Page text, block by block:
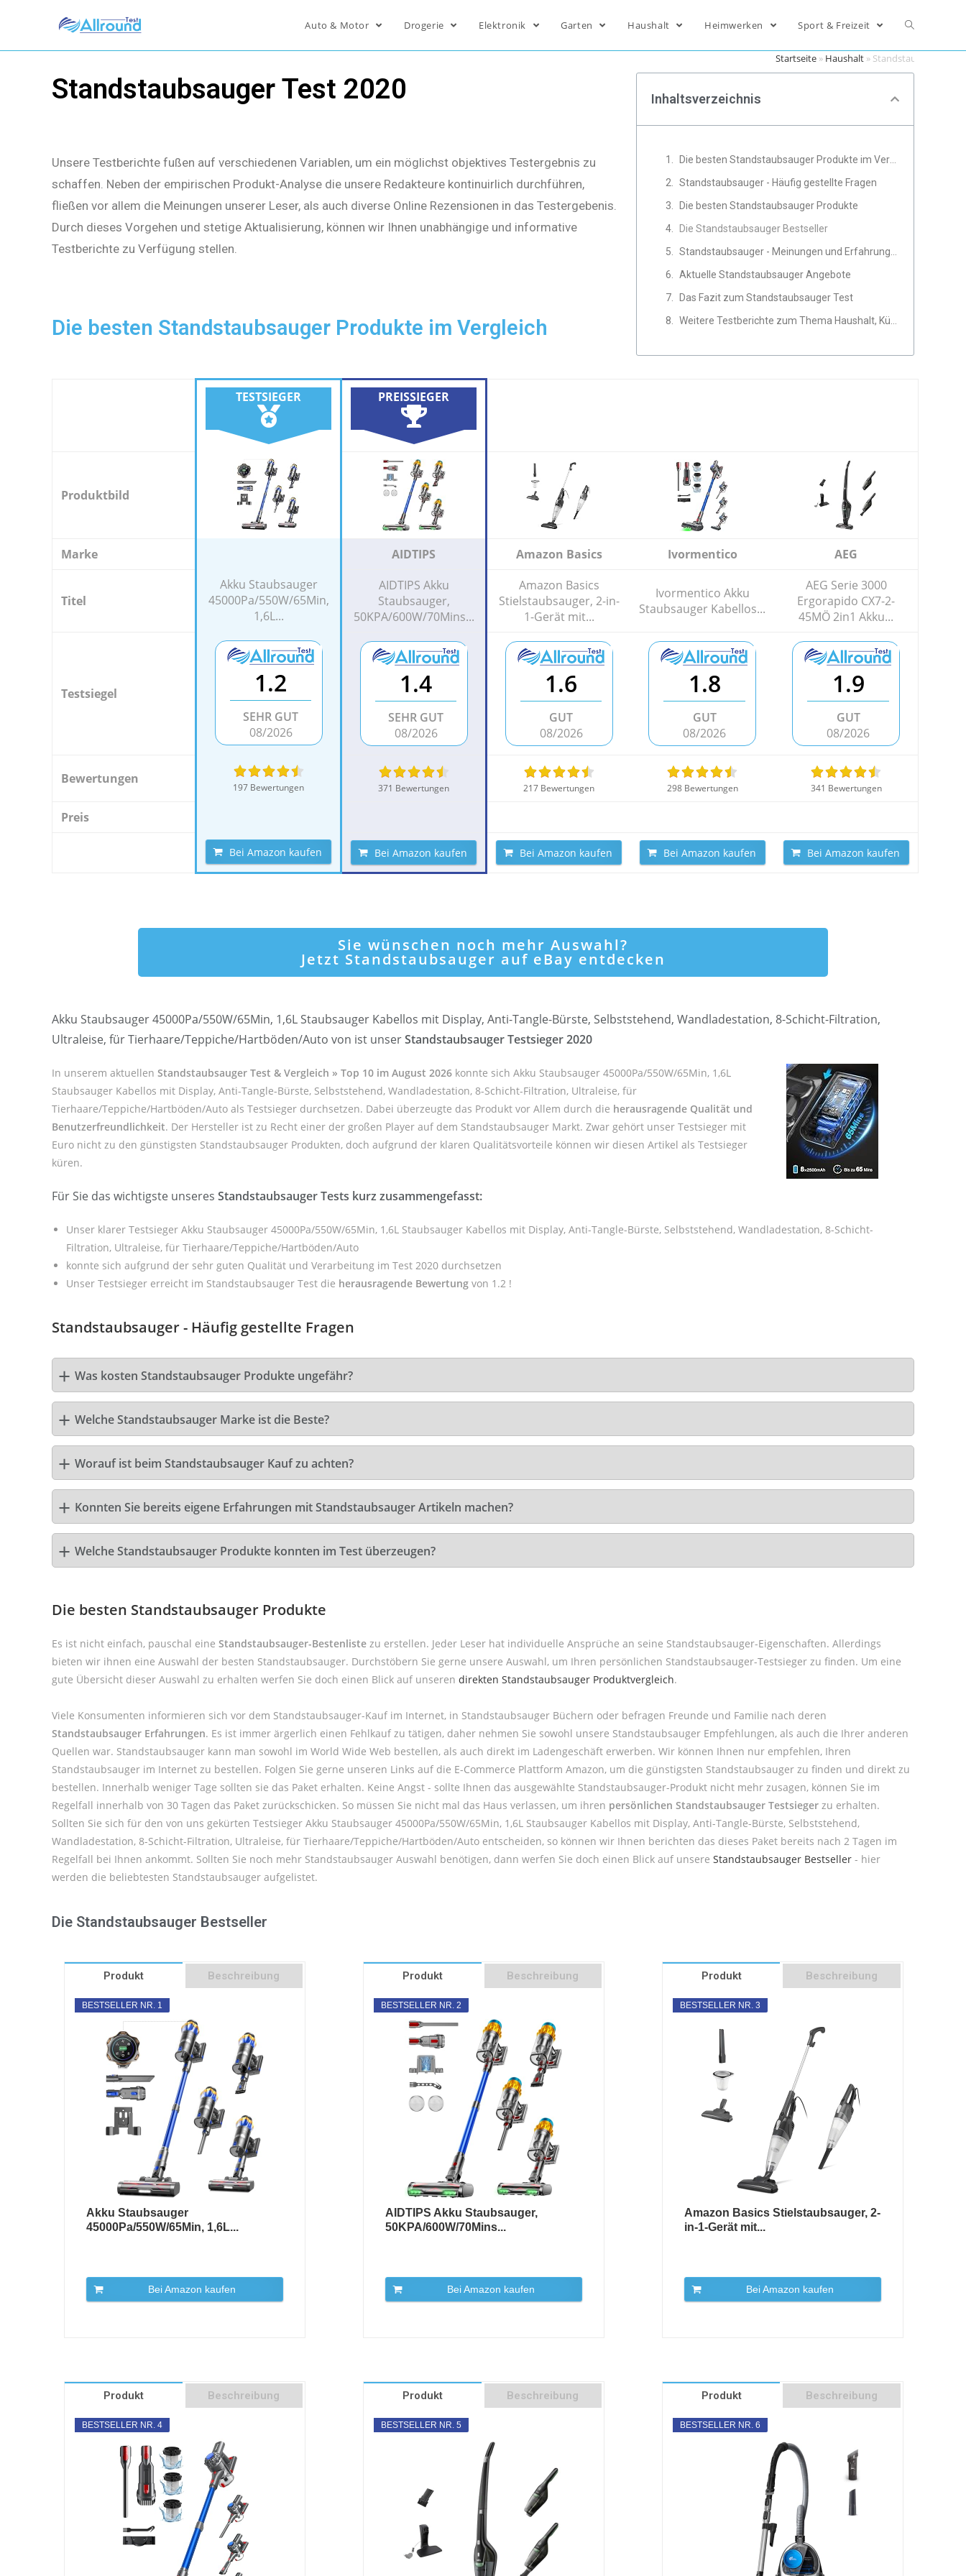
Auto & Motor Drogerie Elektronik Garten Haushalt Heimwerken Sport & Freizeit
Standstaubsauger Test 2020
Unsere Testberichte fußen auf verschiedenen Variablen, um ein möglichst objektives Testergebnis zu
schaffen. Neben der empirischen Produkt-Analyse die unsere Redakteure kontinuirlich durchführen,
fließen vor allem die Meinungen unserer Leser, als auch diverse Online Rezensionen in das Testergebenis.
Durch dieses Vorgehen und stetige Aktualisierung, können wir Ihnen unabhängige und informative
Testberichte zu Verfügung stellen.
Die besten Standstaubsauger Produkte im Vergleich
Startseite» Haushalt» Standstaubsauger
Inhaltsverzeichnis
Standstaubsauger - Häufig gestellte Fragen
Die besten Standstaubsauger Produkte
Die Standstaubsauger Bestseller
Aktuelle Standstaubsauger Angebote
Das Fazit zum Standstaubsauger Test
TESTSIEGER PREISSIEGER
Produktbild
Marke AIDTIPS Amazon Basics Ivormentico AEG
Titel
Akku Staubsauger
45000Pa/550W/65Min,
1,6L...
AIDTIPS Akku
Staubsauger,
50KPA/600W/70Mins...
Amazon Basics
Stielstaubsauger, 2-in-
1-Gerät mit...
Ivormentico Akku
Staubsauger Kabellos...
AEG Serie 3000
Ergorapido CX7-2-
45MÖ 2in1 Akku...
Testsiegel 1.2
SEHR GUT
08/2026
1.4
SEHR GUT
08/2026
1.6
GUT
08/2026
1.8
GUT
08/2026
1.9
GUT
08/2026
Bewertungen
197 Bewertungen 371 Bewertungen 217 Bewertungen 298 Bewertungen 341 Bewertungen
Preis
Bei Amazon kaufen Bei Amazon kaufen Bei Amazon kaufen Bei Amazon kaufen Bei Amazon kaufen
Sie wünschen noch mehr Auswahl?
Jetzt Standstaubsauger auf eBay entdecken
Akku Staubsauger 45000Pa/550W/65Min, 1,6L Staubsauger Kabellos mit Display, Anti-Tangle-Bürste, Selbststehend, Wandladestation, 8-Schicht-Filtration,
Ultraleise, für Tierhaare/Teppiche/Hartböden/Auto von ist unserStandstaubsauger Testsieger 2020
In unserem aktuellen Standstaubsauger Test & Vergleich » Top 10 im August 2026 konnte sich Akku Staubsauger 45000Pa/550W/65Min, 1,6L
Staubsauger Kabellos mit Display, Anti-Tangle-Bürste, Selbststehend, Wandladestation, 8-Schicht-Filtration, Ultraleise, für
Tierhaare/Teppiche/Hartböden/Auto als Testsieger durchsetzen. Dabei überzeugte das Produkt vor Allem durch die herausragende Qualität und
Benutzerfreundlichkeit. Der Hersteller ist zu Recht einer der großen Player auf dem Standstaubsauger Markt. Zwar gehört unser Testsieger mit
Euro nicht zu den günstigsten Standstaubsauger Produkten, doch aufgrund der klaren Qualitätsvorteile können wir diesen Artikel als Testsieger
küren.
Für Sie das wichtigste unseres Standstaubsauger Tests kurz zusammengefasst:
Unser klarer Testsieger Akku Staubsauger 45000Pa/550W/65Min, 1,6L Staubsauger Kabellos mit Display, Anti-Tangle-Bürste, Selbststehend, Wandladestation, 8-Schicht-
Filtration, Ultraleise, für Tierhaare/Teppiche/Hartböden/Auto
konnte sich aufgrund der sehr guten Qualität und Verarbeitung im Test 2020 durchsetzen
Unser Testsieger erreicht im Standstaubsauger Test die herausragende Bewertung von 1.2 !
Standstaubsauger - Häufig gestellte Fragen
Was kosten Standstaubsauger Produkte ungefähr?
Welche Standstaubsauger Marke ist die Beste?
Worauf ist beim Standstaubsauger Kauf zu achten?
Konnten Sie bereits eigene Erfahrungen mit Standstaubsauger Artikeln machen?
Welche Standstaubsauger Produkte konnten im Test überzeugen?
Die besten Standstaubsauger Produkte
Es ist nicht einfach, pauschal eine Standstaubsauger-Bestenliste zu erstellen. Jeder Leser hat individuelle Ansprüche an seine Standstaubsauger-Eigenschaften. Allerdings
bieten wir ihnen eine Auswahl der besten Standstaubsauger. Durchstöbern Sie gerne unsere Auswahl, um Ihren persönlichen Standstaubsauger-Testsieger zu finden. Um eine
gute Übersicht dieser Auswahl zu erhalten werfen Sie doch einen Blick auf unseren direkten Standstaubsauger Produktvergleich.
Viele Konsumenten informieren sich vor dem Standstaubsauger-Kauf im Internet, in Standstaubsauger Büchern oder befragen Freunde und Familie nach deren
Standstaubsauger Erfahrungen. Es ist immer ärgerlich einen Fehlkauf zu tätigen, daher nehmen Sie sowohl unsere Standstaubsauger Empfehlungen, als auch die Ihrer anderen
Quellen war. Standstaubsauger kann man sowohl im World Wide Web bestellen, als auch direkt im Ladengeschäft erwerben. Wir können Ihnen nur empfehlen, Ihren
Standstaubsauger im Internet zu bestellen. Folgen Sie gerne unseren Links auf die E-Commerce Plattform Amazon, um die günstigsten Standstaubsauger zu finden und direkt zu
bestellen. Innerhalb weniger Tage sollten sie das Paket erhalten. Keine Angst - sollte Ihnen das ausgewählte Standstaubsauger-Produkt nicht mehr zusagen, können Sie im
Regelfall innerhalb von 30 Tagen das Paket zurückschicken. So müssen Sie nicht mal das Haus verlassen, um ihren persönlichen Standstaubsauger Testsieger zu erhalten.
Sollten Sie sich für den von uns gekürten Testsieger Akku Staubsauger 45000Pa/550W/65Min, 1,6L Staubsauger Kabellos mit Display, Anti-Tangle-Bürste, Selbststehend,
Wandladestation, 8-Schicht-Filtration, Ultraleise, für Tierhaare/Teppiche/Hartböden/Auto entscheiden, so können wir Ihnen berichten das dieses Paket bereits nach 2 Tagen im
Regelfall bei Ihnen ankommt. Sollten Sie noch mehr Standstaubsauger Auswahl benötigen, dann werfen Sie doch einen Blick auf unsere Standstaubsauger Bestseller - hier
werden die beliebtesten Standstaubsauger aufgelistet.
Die Standstaubsauger Bestseller
Produkt Beschreibung
BESTSELLER NR. 1
Akku Staubsauger
45000Pa/550W/65Min, 1,6L...
Bei Amazon kaufen
Produkt Beschreibung
BESTSELLER NR. 2
AIDTIPS Akku Staubsauger,
50KPA/600W/70Mins...
Bei Amazon kaufen
Produkt Beschreibung
BESTSELLER NR. 3
Amazon Basics Stielstaubsauger, 2-
in-1-Gerät mit...
Bei Amazon kaufen
Produkt Beschreibung
BESTSELLER NR. 4
Produkt Beschreibung
BESTSELLER NR. 5
Produkt Beschreibung
BESTSELLER NR. 6